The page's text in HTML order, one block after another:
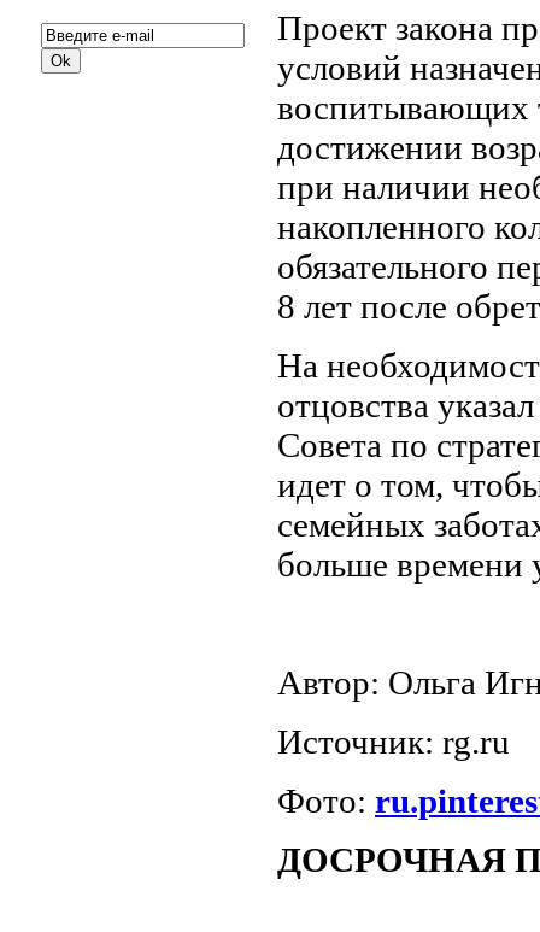
Проект закона
условий
воспитывающих
достижении
при наличии
накопленного
обязательного
8 лет после
На
отцовства
Совета по
идет о том,
семейных
больше времени
Автор: Ольга
Источник: rg.ru
Фото:
ДОСРОЧНАЯ